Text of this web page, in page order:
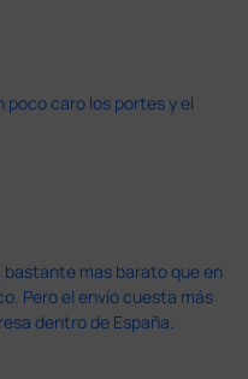
caro los portes y el
bastante mas barato que en
Pero el envío cuesta más
dentro de España.